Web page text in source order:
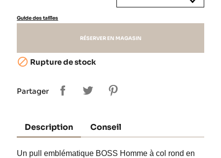
Guide des tailles
RÉSERVER EN MAGASIN
 Rupture de stock
Partager
Description Conseil
Un pull emblématique BOSS Homme à col rond en